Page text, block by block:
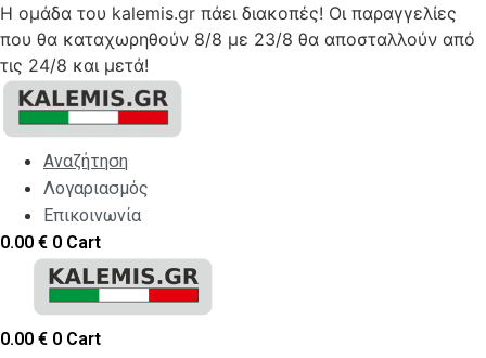
Η ομάδα του kalemis.gr πάει διακοπές! Οι παραγγελίες
που θα καταχωρηθούν 8/8 με 23/8 θα αποσταλλούν από
τις 24/8 και μετά!
Skip
content
Αναζήτηση
Λογαριασμός
Επικοινωνία
0.00 € 0 Cart
0.00 € 0 Cart